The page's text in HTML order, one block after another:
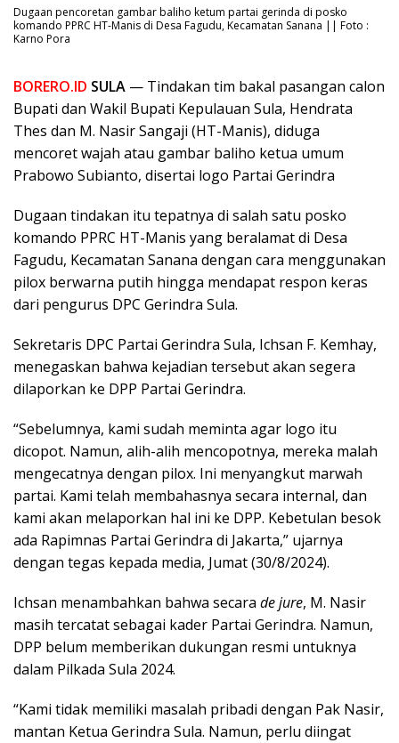
Dugaan pencoretan gambar baliho ketum partai gerinda di posko
komando PPRC HT-Manis di Desa Fagudu, Kecamatan Sanana || Foto :
Karno Pora
BORERO.ID SULA — Tindakan tim bakal pasangan calon
Bupati dan Wakil Bupati Kepulauan Sula, Hendrata
Thes dan M. Nasir Sangaji (HT-Manis), diduga
mencoret wajah atau gambar baliho ketua umum
Prabowo Subianto, disertai logo Partai Gerindra
Dugaan tindakan itu tepatnya di salah satu posko
komando PPRC HT-Manis yang beralamat di Desa
Fagudu, Kecamatan Sanana dengan cara menggunakan
pilox berwarna putih hingga mendapat respon keras
dari pengurus DPC Gerindra Sula.
Sekretaris DPC Partai Gerindra Sula, Ichsan F. Kemhay,
menegaskan bahwa kejadian tersebut akan segera
dilaporkan ke DPP Partai Gerindra.
“Sebelumnya, kami sudah meminta agar logo itu
dicopot. Namun, alih-alih mencopotnya, mereka malah
mengecatnya dengan pilox. Ini menyangkut marwah
partai. Kami telah membahasnya secara internal, dan
kami akan melaporkan hal ini ke DPP. Kebetulan besok
ada Rapimnas Partai Gerindra di Jakarta,” ujarnya
dengan tegas kepada media, Jumat (30/8/2024).
Ichsan menambahkan bahwa secara de jure, M. Nasir
masih tercatat sebagai kader Partai Gerindra. Namun,
DPP belum memberikan dukungan resmi untuknya
dalam Pilkada Sula 2024.
“Kami tidak memiliki masalah pribadi dengan Pak Nasir,
mantan Ketua Gerindra Sula. Namun, perlu diingat